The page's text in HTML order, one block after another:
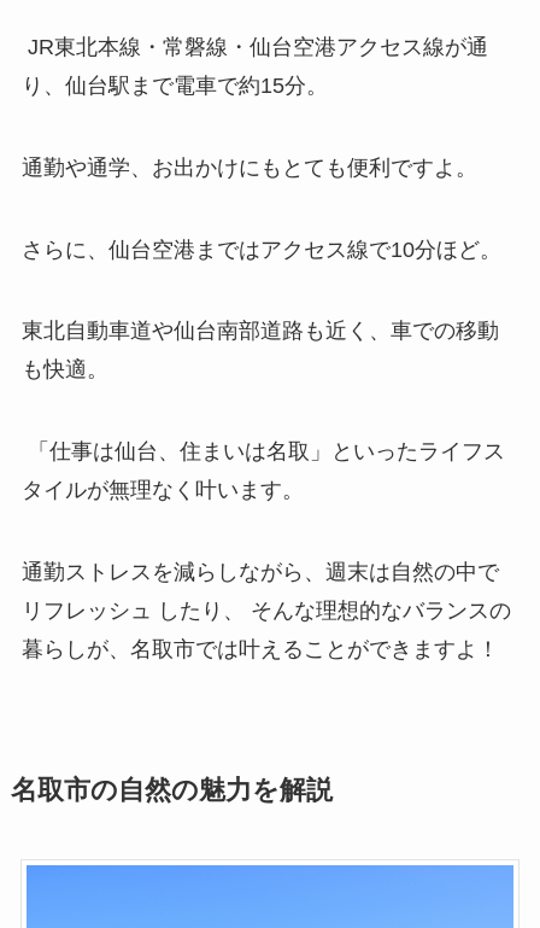
JR東北本線・常磐線・仙台空港アクセス線が通
り、仙台駅まで電車で約15分。
通勤や通学、お出かけにもとても便利ですよ。
さらに、仙台空港まではアクセス線で10分ほど。
東北自動車道や仙台南部道路も近く、車での移動
も快適。
「仕事は仙台、住まいは名取」といったライフス
タイルが無理なく叶います。
通勤ストレスを減らしながら、週末は自然の中で
リフレッシュ したり、 そんな理想的なバランスの
暮らしが、名取市では叶えることができますよ！
名取市の自然の魅力を解説